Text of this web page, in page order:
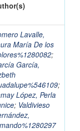
Lavalle,
María De los
;
García,
;
López, Perla
; Valdivieso